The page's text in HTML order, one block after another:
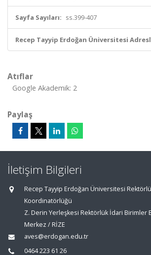
Sayfa Sayıları: ss.399-407
Recep Tayyip Erdoğan Üniversitesi
Atıflar
Google Akademik: 2
Paylaş
İletişim Bilgileri
Recep Tayyip Erdoğan Üniversitesi
Koordinatörlüğü
Z. Derin Yerleşkesi Rektörlük İdari Birimler
Merkez / RİZE
aves@erdogan.edu.tr
0464 223 61 26